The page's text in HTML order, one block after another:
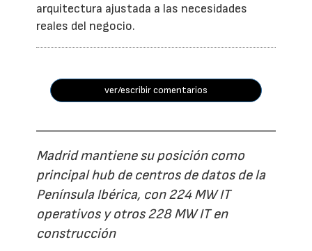
arquitectura ajustada a las necesidades
reales del negocio.
ver/escribir comentarios
Madrid mantiene su posición como
principal hub de centros de datos de la
Península Ibérica, con 224 MW IT
operativos y otros 228 MW IT en
construcción